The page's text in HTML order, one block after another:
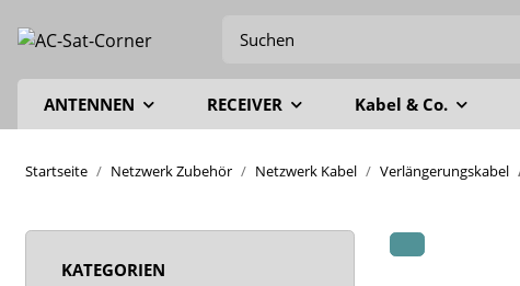
ANTENNEN RECEIVER Kabel & Co.
Startseite Netzwerk Zubehör Netzwerk Kabel Verlängerungskabel
KATEGORIEN